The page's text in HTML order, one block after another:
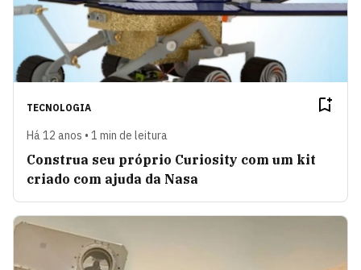
TECNOLOGIA
Há 12 anos • 1 min de leitura
Construa seu próprio Curiosity com um kit
criado com ajuda da Nasa